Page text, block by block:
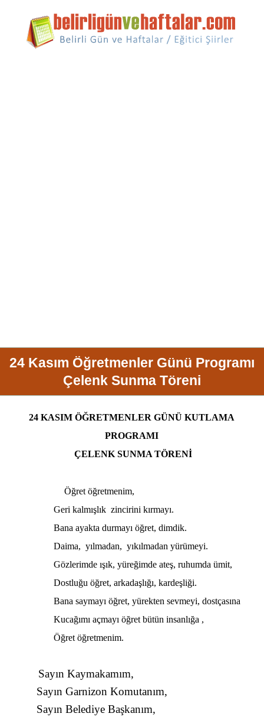
24 Kasım Öğretmenler Günü Programı
Çelenk Sunma Töreni
24 KASIM ÖĞRETMENLER GÜNÜ KUTLAMA
PROGRAMI
ÇELENK SUNMA TÖRENİ
Öğret öğretmenim,
Geri kalmışlık zincirini kırmayı.
Bana ayakta durmayı öğret, dimdik.
Daima, yılmadan, yıkılmadan yürümeyi.
Gözlerimde ışık, yüreğimde ateş, ruhumda ümit,
Dostluğu öğret, arkadaşlığı, kardeşliği.
Bana saymayı öğret, yürekten sevmeyi, dostçasına
Kucağımı açmayı öğret bütün insanlığa ,
Öğret öğretmenim.
Sayın Kaymakamım,
Sayın Garnizon Komutanım,
Sayın Belediye Başkanım,